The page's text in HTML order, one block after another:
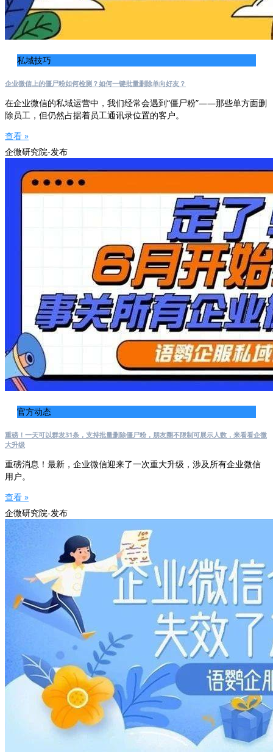
私域技巧
企业微信上的僵尸粉如何检测？如何一键批量删除单向好友？
在企业微信的私域运营中，我们经常会遇到“僵尸粉”——那些单方面删
除员工，但仍然占据着员工通讯录位置的客户。
查看 »
企微研究院-发布
官方动态
重磅！一天可以群发31条，支持批量删除僵尸粉，朋友圈不限制可展示人数，来看看企微
大升级
重磅消息！最新，企业微信迎来了一次重大升级，涉及所有企业微信
用户。
查看 »
企微研究院-发布